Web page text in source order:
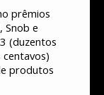
prêmios
Snob e
(duzentos
produtos